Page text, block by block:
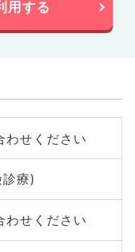
用する
わせください
療)
わせください